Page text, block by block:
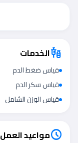
vaccinesالخدمات
قياس ضغط الدم
قياس سكر الدم
قياس الوزن الشامل
scheduleمواعيد العمل